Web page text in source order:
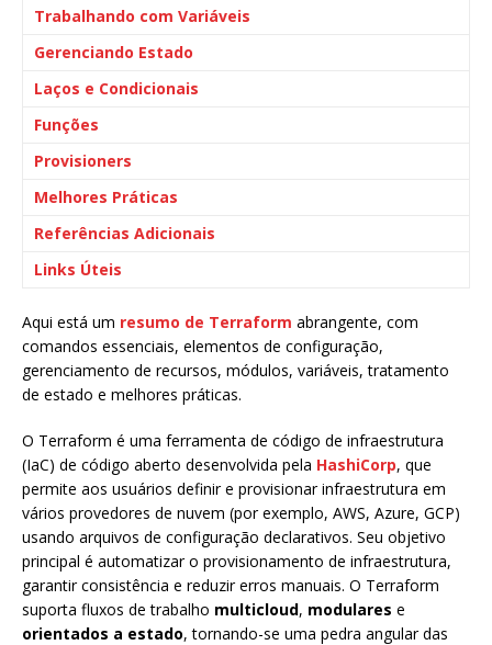
Trabalhando com Variáveis
Gerenciando Estado
Laços e Condicionais
Funções
Provisioners
Melhores Práticas
Referências Adicionais
Links Úteis
Aqui está um resumo de Terraform abrangente, com
comandos essenciais, elementos de configuração,
gerenciamento de recursos, módulos, variáveis, tratamento
de estado e melhores práticas.
O Terraform é uma ferramenta de código de infraestrutura
(IaC) de código aberto desenvolvida pela HashiCorp, que
permite aos usuários definir e provisionar infraestrutura em
vários provedores de nuvem (por exemplo, AWS, Azure, GCP)
usando arquivos de configuração declarativos. Seu objetivo
principal é automatizar o provisionamento de infraestrutura,
garantir consistência e reduzir erros manuais. O Terraform
suporta fluxos de trabalho multicloud, modulares e
orientados a estado, tornando-se uma pedra angular das